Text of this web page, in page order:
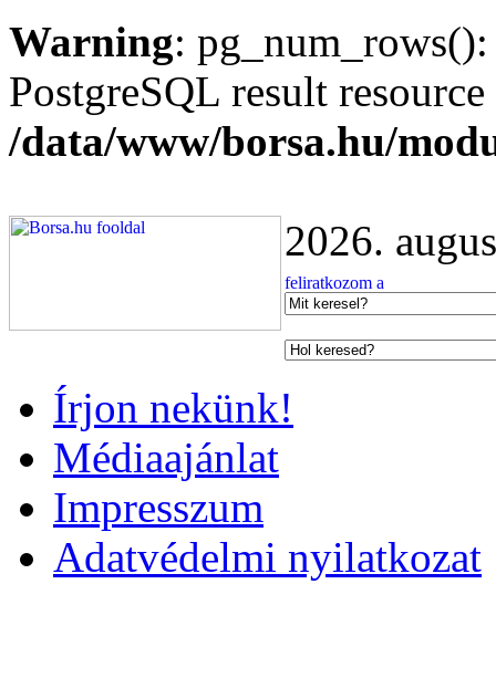
Warning:
PostgreSQL result
/data/www/borsa.hu/
2026.
Írjon nekünk!
Médiaajánlat
Impresszum
Adatvédelmi nyilatkozat